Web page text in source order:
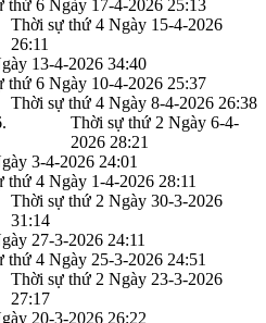
thứ 6 Ngày 17-4-2026 25:13
Thời sự thứ 4 Ngày 15-4-2026
26:11
13-4-2026 34:40
thứ 6 Ngày 10-4-2026 25:37
Thời sự thứ 4 Ngày 8-4-2026 26:38
Thời sự thứ 2 Ngày 6-4-
2026 28:21
3-4-2026 24:01
thứ 4 Ngày 1-4-2026 28:11
Thời sự thứ 2 Ngày 30-3-2026
31:14
27-3-2026 24:11
thứ 4 Ngày 25-3-2026 24:51
Thời sự thứ 2 Ngày 23-3-2026
27:17
20-3-2026 26:22